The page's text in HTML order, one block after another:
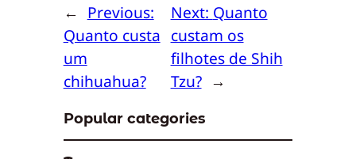
← Previous:
Quanto custa
um
chihuahua?
Next: Quanto
custam os
filhotes de Shih
Tzu? →
Popular categories